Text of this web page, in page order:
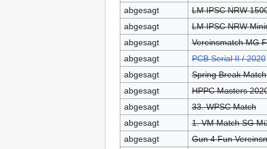
abgesagt
LM IPSC NRW
abgesagt
LM IPSC NRW
abgesagt
Vereinsmatch MG
abgesagt
PCB Serial II / 2020
abgesagt
Spring Break
abgesagt
HPPC Masters
abgesagt
33. WPSC Match
abgesagt
1. VM Match SG
abgesagt
Gun 4 Fun